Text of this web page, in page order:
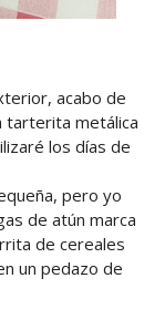
acabo de
metálica
los días de
pero yo
de atún marca
de cereales
un pedazo de